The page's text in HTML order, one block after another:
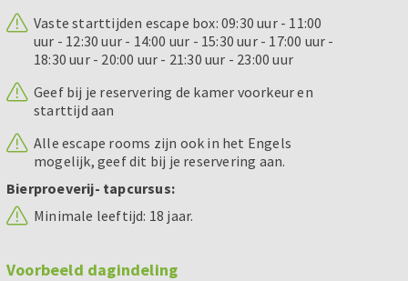
Vaste starttijden escape box: 09:30 uur - 11:00
uur - 12:30 uur - 14:00 uur - 15:30 uur - 17:00 uur -
18:30 uur - 20:00 uur - 21:30 uur - 23:00 uur
Geef bij je reservering de kamer voorkeur en
starttijd aan
Alle escape rooms zijn ook in het Engels
mogelijk, geef dit bij je reservering aan.
Bierproeverij- tapcursus:
Minimale leeftijd: 18 jaar.
Voorbeeld dagindeling